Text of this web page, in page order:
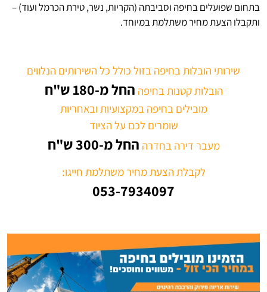
בתחום שפועלים בחיפה וסביבתה (הקריות, נשר, טירת הכרמל ועוד) –
ותקבלו הצעת מחיר משתלמת במיוחד.
שירותי הובלות בחיפה בזול כולל כל השירותים הנלווים
הובלות קטנות בחיפה החל מ-180 ש"ח
מובילים בחיפה במקצועיות ובאחריות
שומרים לכם על הציוד
מעבר דירה בחדרה החל מ-300 ש"ח
לקבלת הצעת מחיר משתלמת חייגו:
053-7934097